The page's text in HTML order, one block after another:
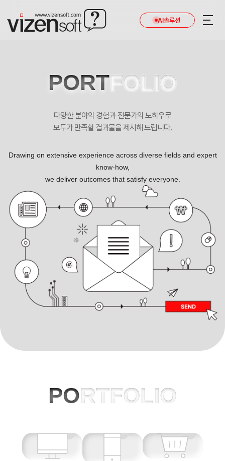
AI솔루션
우리나라 고유의 문화유산의 가치를 높이는 대한민국 대표 역사·문화 콘텐츠 기
PORTFOLIO
다양한 분야의 경험과 전문가의 노하우로
모두가 만족할 결과물을 제시해 드립니다.
Drawing on extensive experience across diverse fields and expert
know-how,
we deliver outcomes that satisfy everyone.
PORTFOLIO